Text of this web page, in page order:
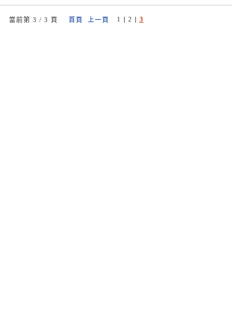
當前第 3 / 3 頁 首頁 上一頁 1 | 2 | 3